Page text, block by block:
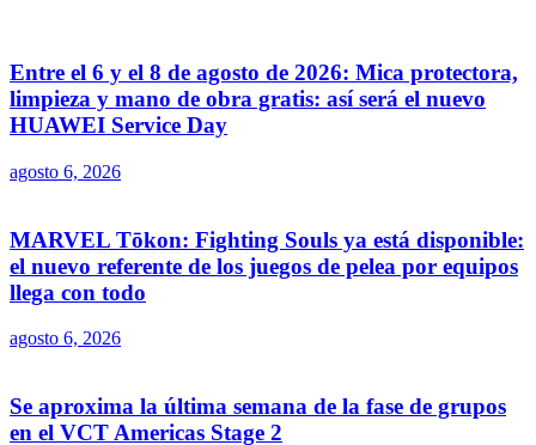
Entre el 6 y el 8 de agosto de 2026: Mica protectora,
limpieza y mano de obra gratis: así será el nuevo
HUAWEI Service Day
agosto 6, 2026
MARVEL Tōkon: Fighting Souls ya está disponible:
el nuevo referente de los juegos de pelea por equipos
llega con todo
agosto 6, 2026
Se aproxima la última semana de la fase de grupos
en el VCT Americas Stage 2